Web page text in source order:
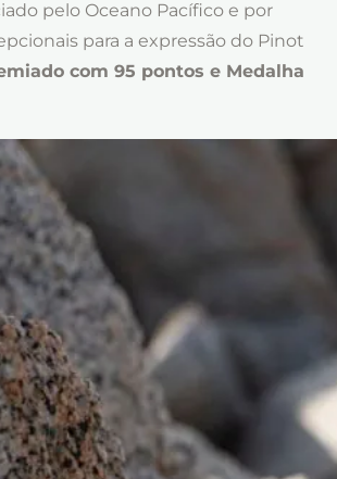
pelo Oceano Pacífico e por
para a expressão do Pinot
com 95 pontos e Medalha